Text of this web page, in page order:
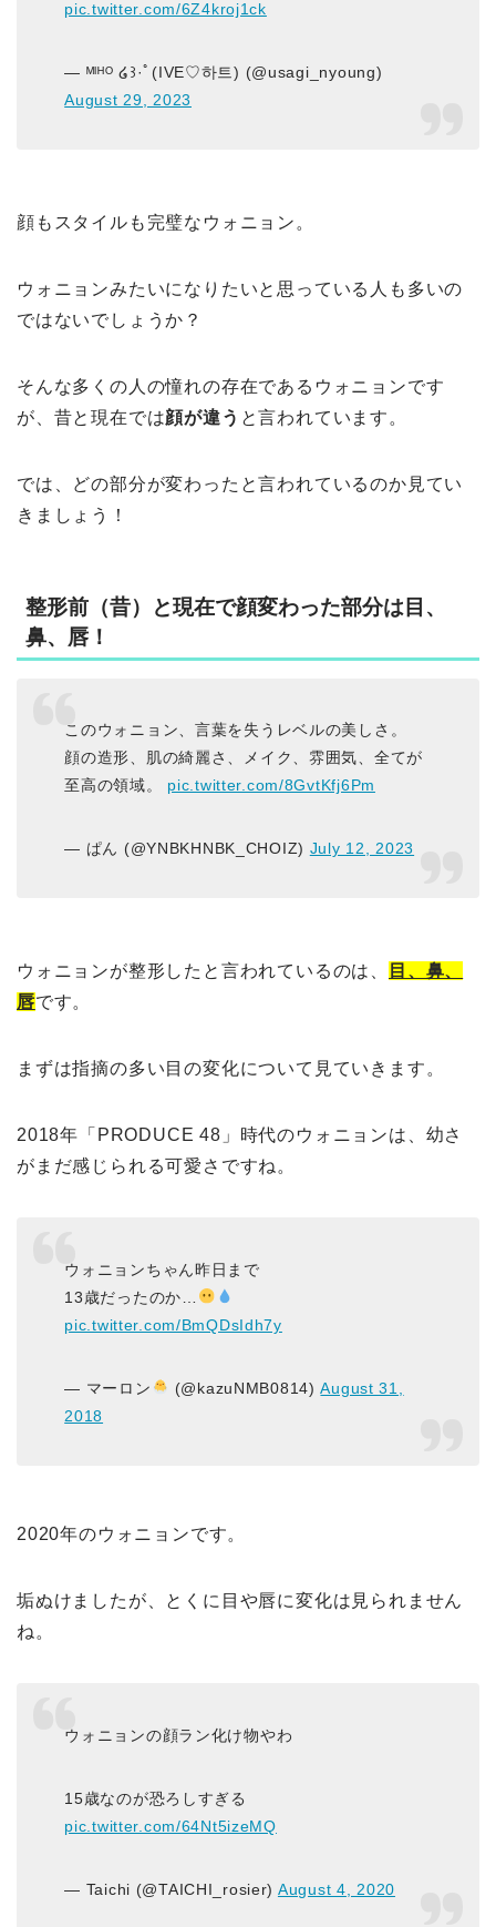
pic.twitter.com/6Z4kroj1ck
— ᴹᴵᴴᴼ ໒꒱·ﾟ(IVE♡하트) (@usagi_nyoung)
August 29, 2023
顔もスタイルも完璧なウォニョン。
ウォニョンみたいになりたいと思っている人も多いの
ではないでしょうか？
そんな多くの人の憧れの存在であるウォニョンです
が、昔と現在では顔が違う と言われています。
では、どの部分が変わったと言われているのか見てい
きましょう！
整形前（昔）と現在で顔変わった部分は目、
鼻、唇！
このウォニョン、言葉を失うレベルの美しさ。
顔の造形、肌の綺麗さ、メイク、雰囲気、全てが
至高の領域。 pic.twitter.com/8GvtKfj6Pm
— ぱん (@YNBKHNBK_CHOIZ) July 12, 2023
ウォニョンが整形したと言われているのは、
目、鼻、
唇です。
まずは指摘の多い目の変化について見ていきます。
2018年「PRODUCE 48」時代のウォニョンは、幼さ
がまだ感じられる可愛さですね。
ウォニョンちゃん昨日まで
13歳だったのか…
pic.twitter.com/BmQDsIdh7y
— マーロン (@kazuNMB0814)August 31,
2018
2020年のウォニョンです。
垢ぬけましたが、とくに目や唇に変化は見られません
ね。
ウォニョンの顔ラン化け物やわ
15歳なのが恐ろしすぎる
pic.twitter.com/64Nt5izeMQ
— Taichi (@TAICHI_rosier) August 4, 2020